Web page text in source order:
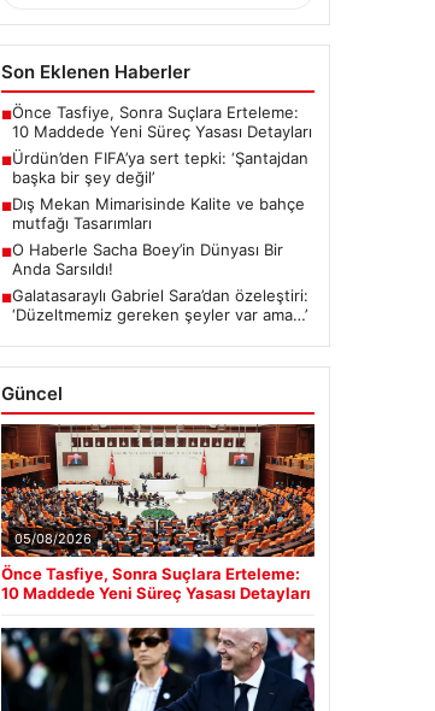
Son Eklenen Haberler
■Önce Tasfiye, Sonra Suçlara Erteleme:
10 Maddede Yeni Süreç Yasası Detayları
■Ürdün’den FIFA’ya sert tepki: ‘Şantajdan
başka bir şey değil’
■Dış Mekan Mimarisinde Kalite ve bahçe
mutfağı Tasarımları
■O Haberle Sacha Boey’in Dünyası Bir
Anda Sarsıldı!
■Galatasaraylı Gabriel Sara’dan özeleştiri:
‘Düzeltmemiz gereken şeyler var ama…’
Güncel
05/08/2026
Önce Tasfiye, Sonra Suçlara Erteleme:
10 Maddede Yeni Süreç Yasası Detayları